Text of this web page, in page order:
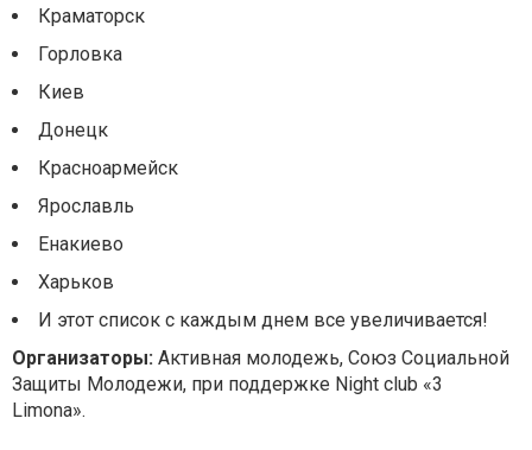
Краматорск
Горловка
Киев
Донецк
Красноармейск
Ярославль
Енакиево
Харьков
И этот список с каждым днем все увеличивается!
Организаторы: Активная молодежь, Союз Социальной
Защиты Молодежи, при поддержке Night club «3
Limona».